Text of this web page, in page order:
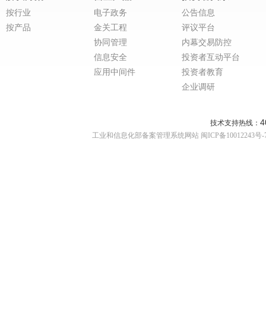
按行业
按产品
电子政务
金关工程
协同管理
信息安全
应用中间件
公告信息
评议平台
内幕交易防控
投资者互动平台
投资者教育
企业调研
技术支持热线：
工业和信息化部备案管理系统网站 闽ICP备10012243号-